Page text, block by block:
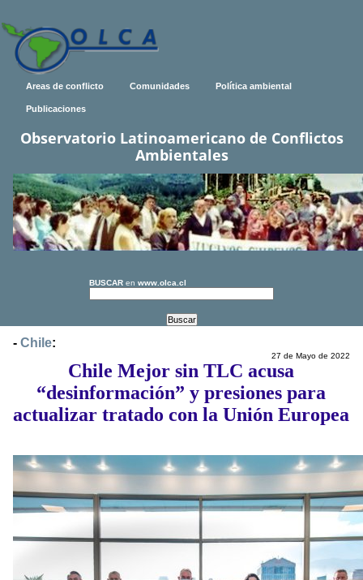
Areas de conflicto Comunidades Política ambiental
Publicaciones
Observatorio Latinoamericano de Conflictos
Ambientales
BUSCAR en www.olca.cl
- Chile:
27 de Mayo de 2022
Chile Mejor sin TLC acusa
“desinformación” y presiones para
actualizar tratado con la Unión Europea